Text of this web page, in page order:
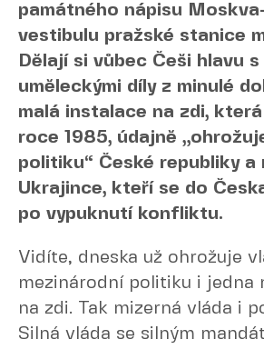
památného nápisu
vestibulu pražské stanice
Dělají si vůbec Češi hlavu
uměleckými díly z minulé
malá instalace na zdi,
roce 1985, údajně
politiku“ České republiky a
Ukrajince, kteří se do
po vypuknutí konfliktu.
Vidíte, dneska už ohrožuje
mezinárodní politiku i jedna
na zdi. Tak mizerná vláda i
Silná vláda se silným